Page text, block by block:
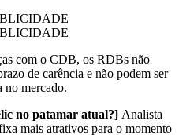
com o CDB, os RDBs não
de carência e não podem ser
no mercado.
no patamar atual?] Analista
mais atrativos para o momento